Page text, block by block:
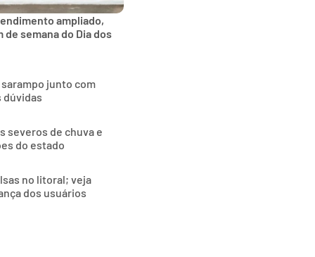
ampliado,
semana do Dia dos
junto com
dúvidas
severos de chuva e
do estado
no litoral; veja
dos usuários